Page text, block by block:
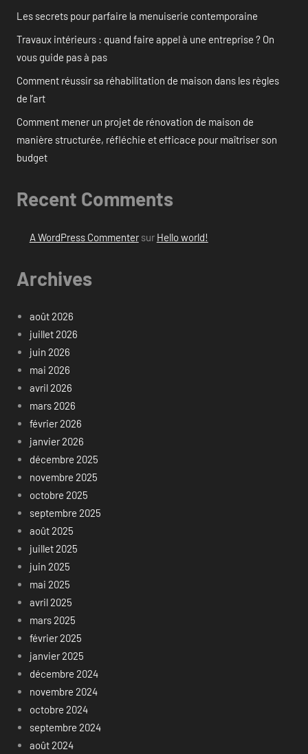
Les secrets pour parfaire la menuiserie contemporaine
Travaux intérieurs : quand faire appel à une entreprise ? On
vous guide pas à pas
Comment réussir sa réhabilitation de maison dans les règles
de l’art
Comment mener un projet de rénovation de maison de
manière structurée, réfléchie et efficace pour maîtriser son
budget
Recent Comments
A WordPress Commentersur Hello world!
Archives
août 2026
juillet 2026
juin 2026
mai 2026
avril 2026
mars 2026
février 2026
janvier 2026
décembre 2025
novembre 2025
octobre 2025
septembre 2025
août 2025
juillet 2025
juin 2025
mai 2025
avril 2025
mars 2025
février 2025
janvier 2025
décembre 2024
novembre 2024
octobre 2024
septembre 2024
août 2024